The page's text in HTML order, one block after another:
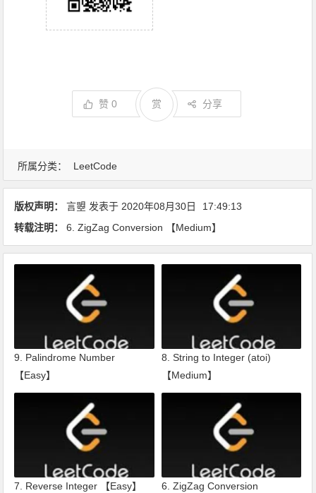
赞0 分享
赏
所属分类： LeetCode
版权声明： 言曌 发表于 2020年08月30日
17:49:13
转载注明：
6. ZigZag Conversion 【Medium】
9. Palindrome Number
【Easy】
8. String to Integer (atoi)
【Medium】
7. Reverse Integer 【Easy】
6. ZigZag Conversion